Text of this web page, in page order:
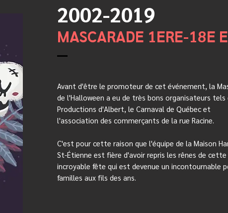
2002-2019
MASCARADE 1ERE-18E
Avant d'être le promoteur de cet événement, la
de l'Halloween a eu de très bons organisateurs tels
Productions d'Albert, le Carnaval de Québec et
l'association des commerçants de la rue Racine.
C'est pour cette raison que l'équipe de la Maison
St-Étienne est fière d'avoir repris les rênes de cette
incroyable fête qui est devenue un incontournable
familles aux fils des ans.